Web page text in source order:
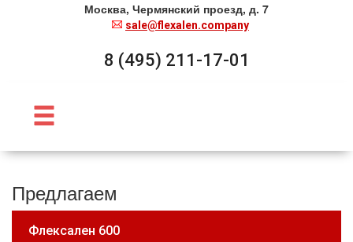
Москва, Чермянский проезд, д. 7
sale@flexalen.company
8 (495) 211-17-01
Предлагаем
Флексален 600